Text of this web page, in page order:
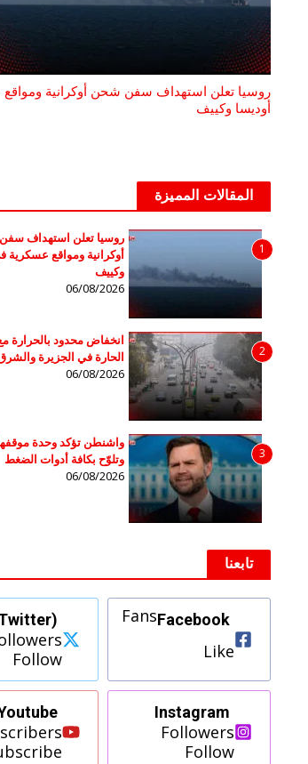
روسيا تعلن استهداف سفن شحن أوكرانية
أوديسا وكييف
المقالات المميزة
1
روسيا تعلن استهداف
أوكرانية ومواقع عسكرية
وكييف
06/08/2026
2
انخفاض محدود بالحرارة مع
الحارة في الجزيرة
06/08/2026
3
واشنطن تؤكد وحدة
وتلوّح بكافة أدوات الضغط
06/08/2026
تابعنا
Facebook
Fans
Like
Follow
Instagram
Followers
Follow